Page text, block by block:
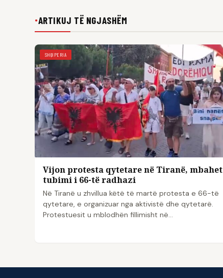
●ARTIKUJ TË NGJASHËM
SHQIPERIA
Vijon protesta qytetare në Tiranë, mbahet
tubimi i 66-të radhazi
Në Tiranë u zhvillua këtë të martë protesta e 66-të
qytetare, e organizuar nga aktivistë dhe qytetarë.
Protestuesit u mblodhën fillimisht në…